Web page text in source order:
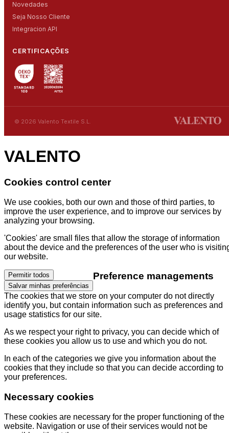
Novedades
Seja Nosso Cliente
Integracion API
CERTIFICAÇÕES
© 2026 Valento Textile S.L.
VALENTO
Cookies control center
We use cookies, both our own and those of third parties, to
improve the user experience, and to improve our services by
analyzing your browsing.
'Cookies' are small files that allow the storage of information
about the device and the preferences of the user who is
our website.
Permitir todos
Salvar minhas preferências
Preference managements
The cookies that we store on your computer do not directly
identify you, but contain information such as preferences and
usage statistics for our site.
As we respect your right to privacy, you can decide which of
these cookies you allow us to use and which you do not.
In each of the categories we give you information about the
cookies that they include so that you can decide according to
your preferences.
Necessary cookies
These cookies are necessary for the proper functioning of the
website. Navigation or use of their services would not be